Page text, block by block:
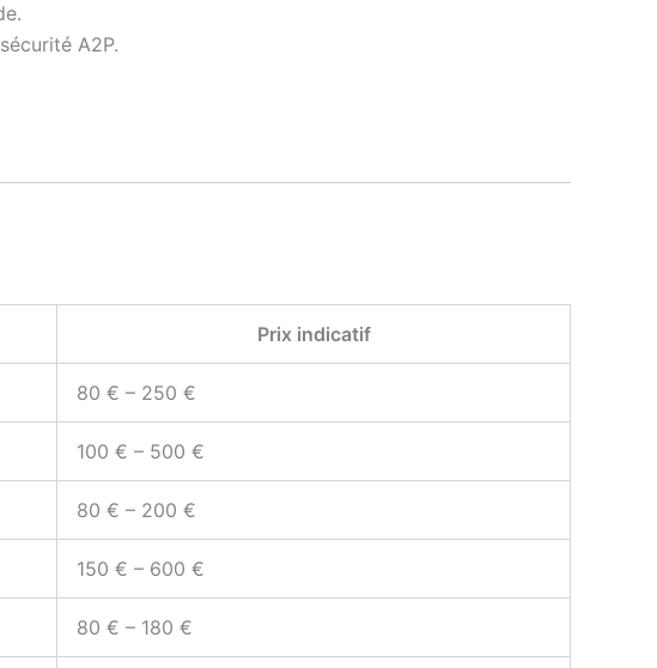
A2P.
Prix indicatif
80 € – 250 €
100 € – 500 €
80 € – 200 €
150 € – 600 €
80 € – 180 €